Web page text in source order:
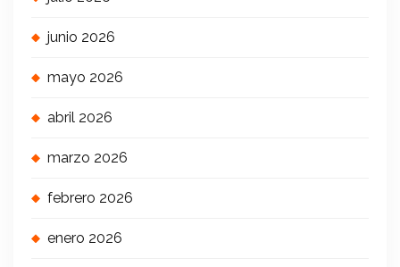
junio 2026
mayo 2026
abril 2026
marzo 2026
febrero 2026
enero 2026